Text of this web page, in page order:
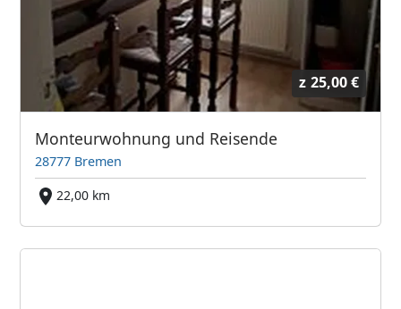
z 25,00 €
Monteurwohnung und Reisende
28777 Bremen
22,00 km